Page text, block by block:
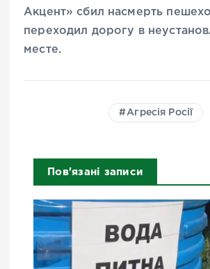
Акцент» сбил насмерть
переходил дорогу в
месте.
Агресія Росії
Пов'язані записи